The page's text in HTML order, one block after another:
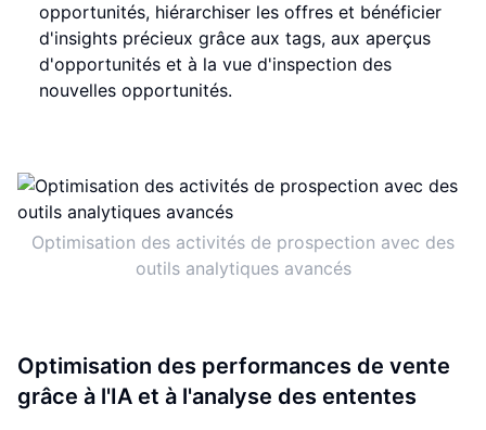
opportunités, hiérarchiser les offres et bénéficier
d'insights précieux grâce aux tags, aux aperçus
d'opportunités et à la vue d'inspection des
nouvelles opportunités.
Optimisation des activités de prospection avec des
outils analytiques avancés
Optimisation des performances de vente
grâce à l'IA et à l'analyse des ententes